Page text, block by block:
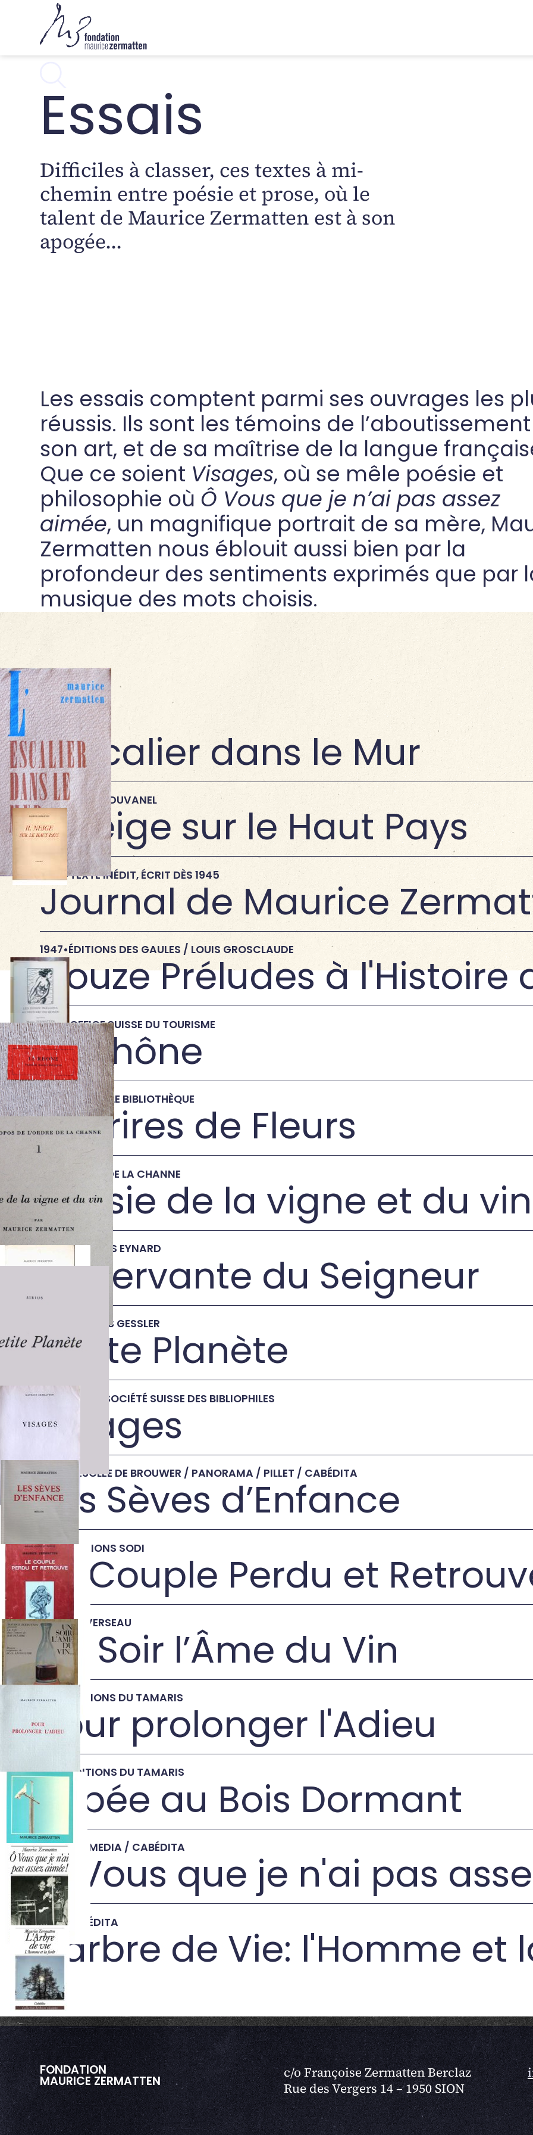
Essais
Difficiles à classer, ces textes à mi-
chemin entre poésie et prose, où le
talent de Maurice Zermatten est à son
apogée...
Les essais comptent parmi ses ouvrages les
réussis. Ils sont les témoins de
son art, et de sa maîtrise de la langue
Que ce soient Visages, où se mêle poésie et
philosophie où Ô Vous que je n’ai pas assez
aimée, un magnifique portrait de sa mère,
Zermatten nous éblouit aussi bien par la
profondeur des sentiments exprimés que par
musique des mots choisis.
1942•ROTH
L'Escalier dans le Mur
→
1945•CH.- G. DUVANEL
Il Neige sur le Haut Pays
→
•TEXTE INÉDIT, ÉCRIT DÈS 1945
Journal de Maurice
→
1947•ÉDITIONS DES GAULES / LOUIS GROSCLAUDE
Douze Préludes à l'Histoire
→
1948•OFFICE SUISSE DU TOURISME
Le Rhône
→
1953•NOUVELLE BIBLIOTHÈQUE
Sourires de Fleurs
→
ORDRE DE LA CHANNE
Poésie de la vigne et du vin
→
1959•EDITIONS EYNARD
La Servante du Seigneur
ÉDTIONS GESSLER
Petite Planète
1968 SPES / SOCIÉTÉ SUISSE DES BIBLIOPHILES
Visages
1968 DESCLÉE DE BROUWER / PANORAMA / PILLET / CABÉDITA
Les Sèves d’Enfance
→
1969•ÉDITIONS SODI
Le Couple Perdu et
→
1976•AU VERSEAU
Un Soir l’Âme du Vin
→
1976 EDITIONS DU TAMARIS
Pour prolonger l'Adieu
→
1986•EDITIONS DU TAMARIS
L'Épée au Bois Dormant
→
1990•VALMEDIA / CABÉDITA
Ô Vous que je n'ai pas
→
1991•CABÉDITA
L'arbre de Vie: l'Homme et
→
FONDATION
MAURICE ZERMATTEN
c/o Françoise Zermatten Berclaz
Rue des Vergers 14 – 1950 SION